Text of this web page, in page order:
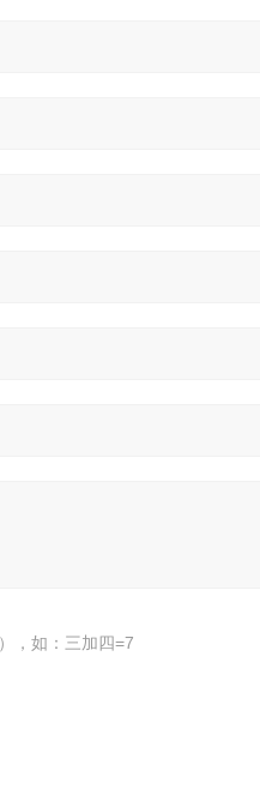
，如：三加四=7